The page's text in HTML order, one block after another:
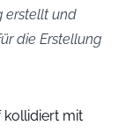
erstellt und
die Erstellung
kollidiert mit